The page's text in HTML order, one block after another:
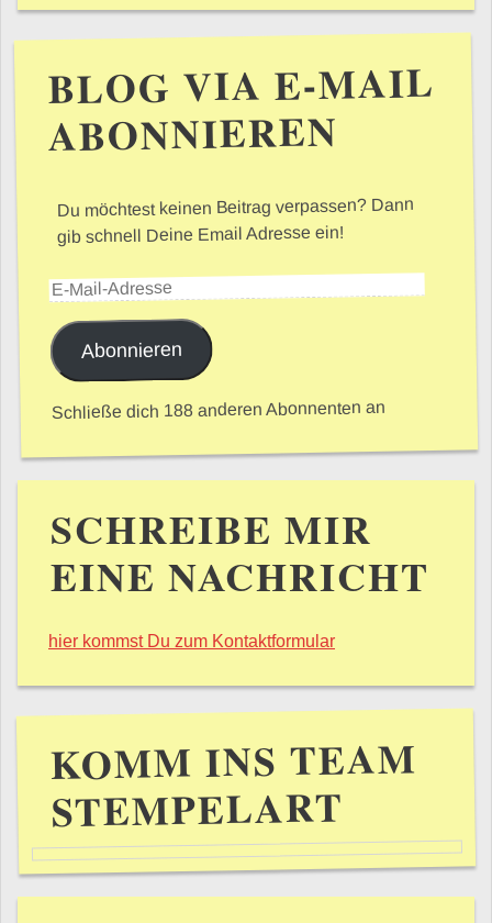
BLOG VIA E-MAIL
ABONNIEREN
Du möchtest keinen Beitrag verpassen? Dann
gib schnell Deine Email Adresse ein!
E-Mail-Adresse
Abonnieren
Schließe dich 188 anderen Abonnenten an
SCHREIBE MIR
EINE NACHRICHT
hier kommst Du zum Kontaktformular
KOMM INS TEAM
STEMPELART